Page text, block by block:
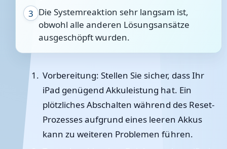
3 Die Systemreaktion sehr langsam ist,
obwohl alle anderen Lösungsansätze
ausgeschöpft wurden.
Vorbereitung: Stellen Sie sicher, dass Ihr
iPad genügend Akkuleistung hat. Ein
plötzliches Abschalten während des Reset-
Prozesses aufgrund eines leeren Akkus
kann zu weiteren Problemen führen.